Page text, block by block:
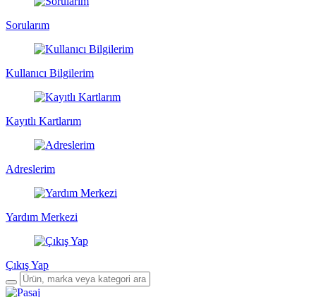
Sorularım
Kullanıcı Bilgilerim
Kayıtlı Kartlarım
Adreslerim
Yardım Merkezi
Çıkış Yap